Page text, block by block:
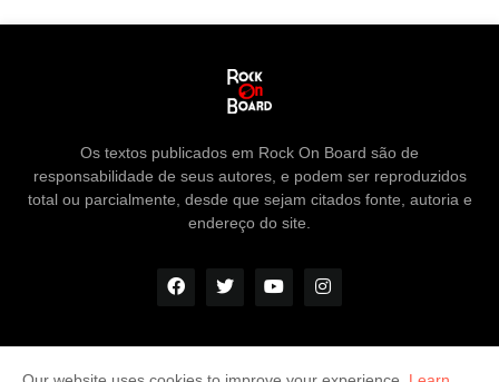
Os textos publicados em Rock On Board são de
responsabilidade de seus autores, e podem ser reproduzidos
total ou parcialmente, desde que sejam citados fonte, autoria e
endereço do site.